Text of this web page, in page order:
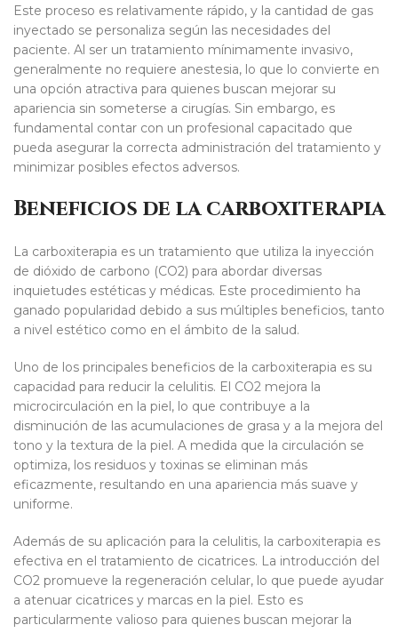
Este proceso es relativamente rápido, y la cantidad de gas
inyectado se personaliza según las necesidades del
paciente. Al ser un tratamiento mínimamente invasivo,
generalmente no requiere anestesia, lo que lo convierte en
una opción atractiva para quienes buscan mejorar su
apariencia sin someterse a cirugías. Sin embargo, es
fundamental contar con un profesional capacitado que
pueda asegurar la correcta administración del tratamiento y
minimizar posibles efectos adversos.
Beneficios de la carboxiterapia
La carboxiterapia es un tratamiento que utiliza la inyección
de dióxido de carbono (CO2) para abordar diversas
inquietudes estéticas y médicas. Este procedimiento ha
ganado popularidad debido a sus múltiples beneficios, tanto
a nivel estético como en el ámbito de la salud.
Uno de los principales beneficios de la carboxiterapia es su
capacidad para reducir la celulitis. El CO2 mejora la
microcirculación en la piel, lo que contribuye a la
disminución de las acumulaciones de grasa y a la mejora del
tono y la textura de la piel. A medida que la circulación se
optimiza, los residuos y toxinas se eliminan más
eficazmente, resultando en una apariencia más suave y
uniforme.
Además de su aplicación para la celulitis, la carboxiterapia es
efectiva en el tratamiento de cicatrices. La introducción del
CO2 promueve la regeneración celular, lo que puede ayudar
a atenuar cicatrices y marcas en la piel. Esto es
particularmente valioso para quienes buscan mejorar la